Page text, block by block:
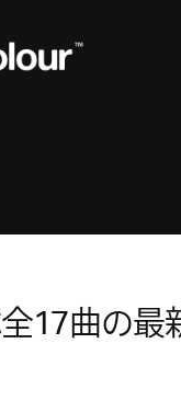
17曲の最